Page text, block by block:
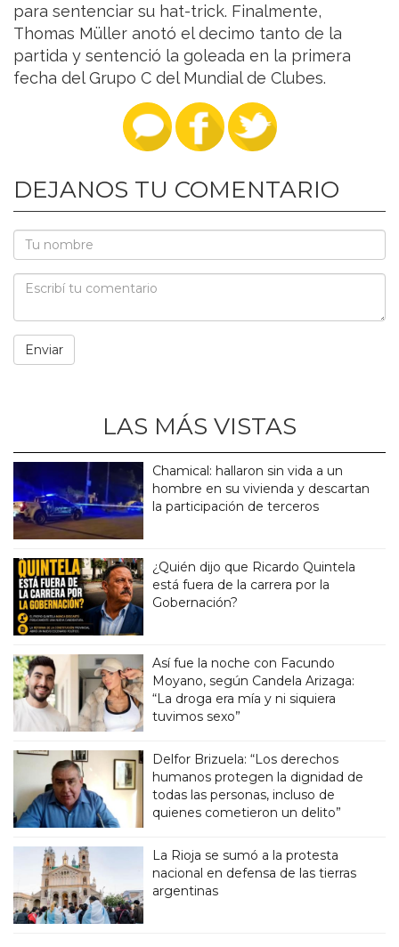
para sentenciar su hat-trick. Finalmente,
Thomas Müller anotó el decimo tanto de la
partida y sentenció la goleada en la primera
fecha del Grupo C del Mundial de Clubes.
DEJANOS TU COMENTARIO
LAS MÁS VISTAS
Chamical: hallaron sin vida a un
hombre en su vivienda y descartan
la participación de terceros
¿Quién dijo que Ricardo Quintela
está fuera de la carrera por la
Gobernación?
Así fue la noche con Facundo
Moyano, según Candela Arizaga:
“La droga era mía y ni siquiera
tuvimos sexo”
Delfor Brizuela: “Los derechos
humanos protegen la dignidad de
todas las personas, incluso de
quienes cometieron un delito”
La Rioja se sumó a la protesta
nacional en defensa de las tierras
argentinas